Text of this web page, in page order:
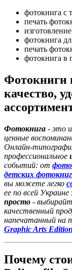
фотокнига с
печать
фотокнига
печать
фотокнига в
Фотокниги
качество,
Фотокнига - это
ценные
Онлайн-
профессиональное
событий: от
детских фотокниг
вы можете легко
ее по всей Украине
просто -
качественный
напечатанный на
Graphic Arts Edition
Почему